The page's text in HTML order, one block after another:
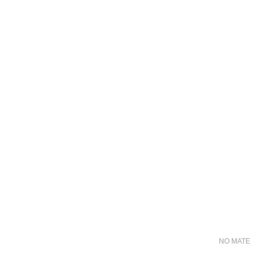
NO MATER